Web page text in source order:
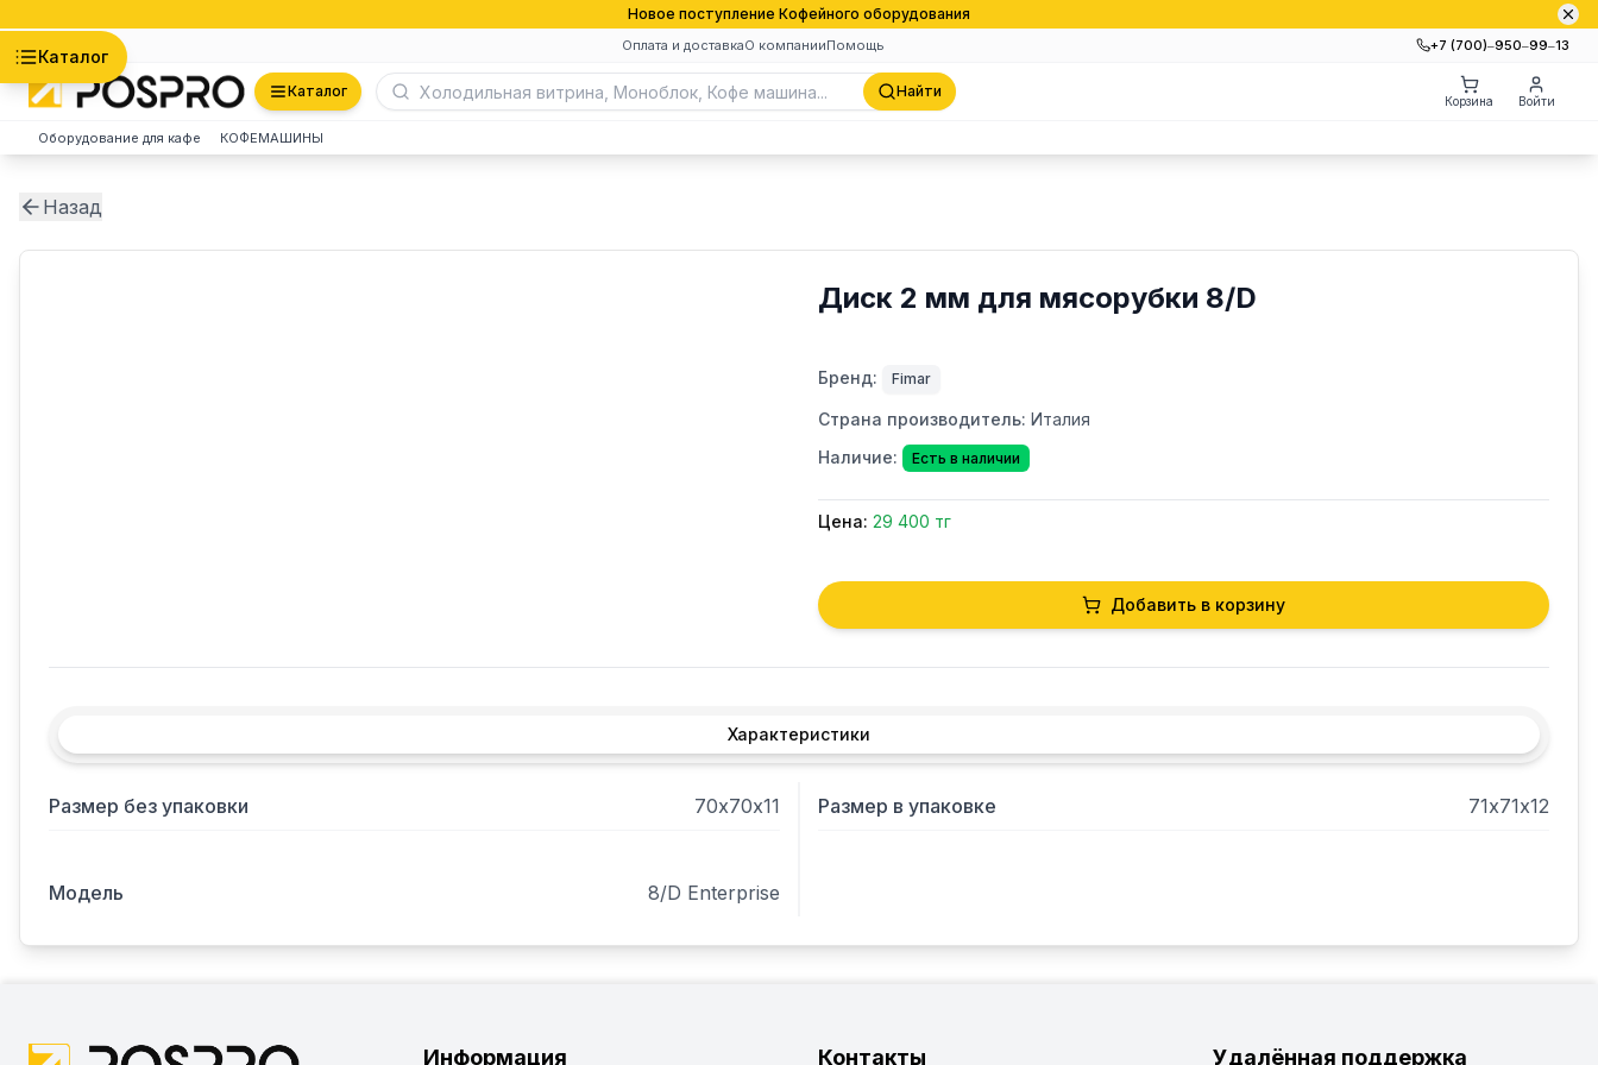
Новое поступление Кофейного оборудования
Оплата и доставкаО компанииПомощь +7 (700)‒950‒99‒13
Каталог
Каталог Найти
Корзина Войти
Оборудование для кафе КОФЕМАШИНЫ
Назад
Диск 2 мм для мясорубки 8/D
Бренд: Fimar
Страна производитель: Италия
Наличие:
Есть в наличии
Цена: 29 400 тг
Добавить в корзину
Характеристики
Размер без упаковки 70х70х11 Размер в упаковке 71х71х12
Модель 8/D Enterprise
Информация Контакты Удалённая поддержка